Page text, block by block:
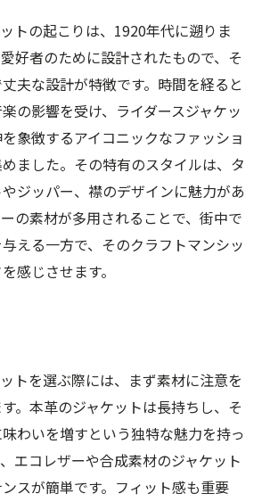
トの起こりは、1920年代に遡りま
好者のために設計されたもので、そ
夫な設計が特徴です。時間を経ると
の影響を受け、ライダースジャケッ
象徴するアイコニックなファッショ
ました。その特有のスタイルは、タ
ジッパー、襟のデザインに魅力があ
の素材が多用されることで、街中で
える一方で、そのクラフトマンシッ
感じさせます。
トを選ぶ際には、まず素材に注意を
。本革のジャケットは長持ちし、そ
わいを増すという独特な魅力を持っ
エコレザーや合成素材のジャケット
スが簡単です。フィット感も重要